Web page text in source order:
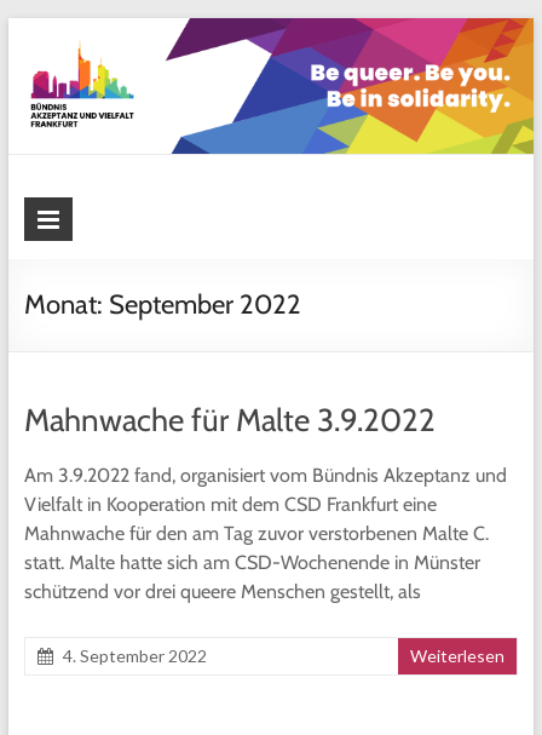
content
Bündnis Akzeptanz und Vielfalt
Monat: September 2022
Mahnwache für Malte 3.9.2022
Am 3.9.2022 fand, organisiert vom Bündnis Akzeptanz und
Vielfalt in Kooperation mit dem CSD Frankfurt eine
Mahnwache für den am Tag zuvor verstorbenen Malte C.
statt. Malte hatte sich am CSD-Wochenende in Münster
schützend vor drei queere Menschen gestellt, als
4. September 2022 Weiterlesen